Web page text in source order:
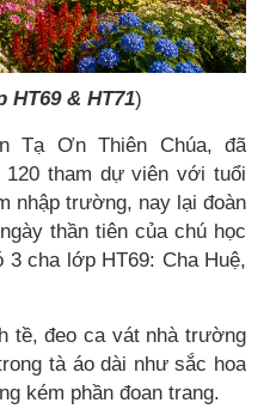
& HT71)
Tạ Ơn Thiên Chúa, đã
tham dự viên với tuổi
nhập trường, nay lại đoàn
thần tiên của chú học
cha lớp HT69: Cha Huệ,
tề, đeo ca vát nhà trường
tà áo dài như sắc hoa
kém phần đoan trang.